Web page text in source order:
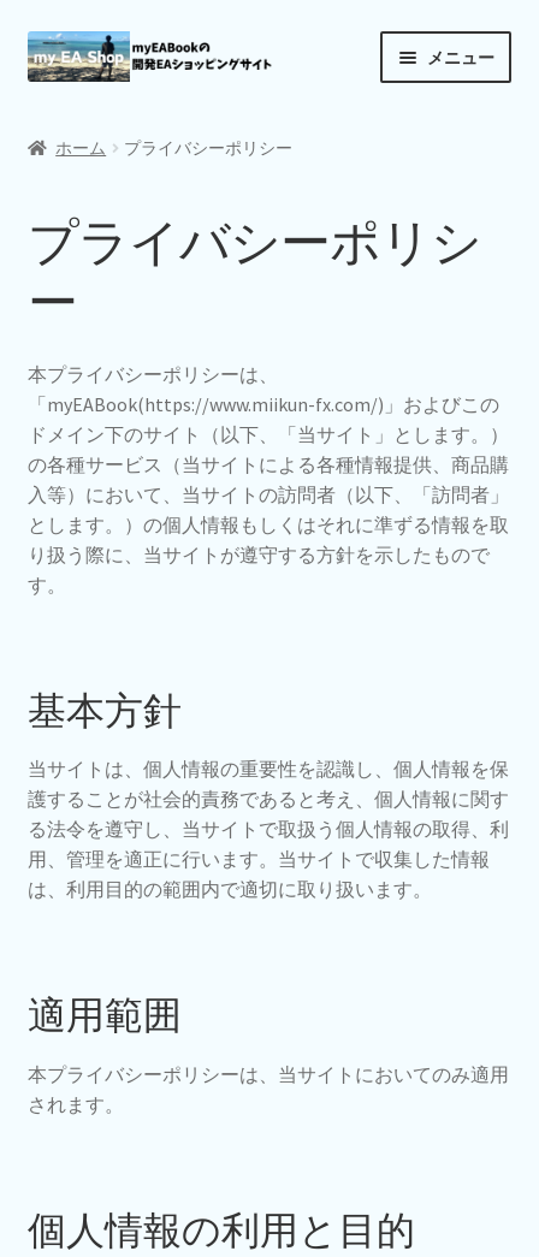
ナ
ビ
ー
ン
へ
プ
コ
ン
ン
ス
キ
メニュー
支払い
マイアカウント
ホーム プライバシーポリシー
プライバシーポリシ
ー
本プライバシーポリシーは、
「myEABook(https://www.miikun-fx.com/)」およびこの
ドメイン下のサイト（以下、「当サイト」とします。）
の各種サービス（当サイトによる各種情報提供、商品購
入等）において、当サイトの訪問者（以下、「訪問者」
とします。）の個人情報もしくはそれに準ずる情報を取
り扱う際に、当サイトが遵守する方針を示したもので
す。
基本方針
当サイトは、個人情報の重要性を認識し、個人情報を保
護することが社会的責務であると考え、個人情報に関す
る法令を遵守し、当サイトで取扱う個人情報の取得、利
用、管理を適正に行います。当サイトで収集した情報
は、利用目的の範囲内で適切に取り扱います。
適用範囲
本プライバシーポリシーは、当サイトにおいてのみ適用
されます。
個人情報の利用と目的